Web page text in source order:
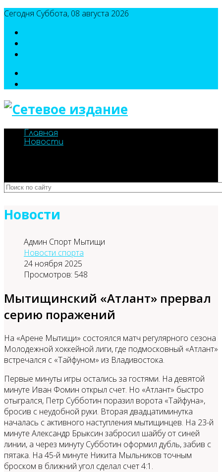
Сегодня Суббота, 08 августа 2026
Главная
Новости
Новости
Админ Спорт Мытищи
Новости спорта
24 ноября 2025
Просмотров: 548
Мытищинский «Атлант» прервал
серию поражений
На «Арене Мытищи» состоялся матч регулярного сезона
Молодежной хоккейной лиги, где подмосковный «Атлант»
встречался с «Тайфуном» из Владивостока.
Первые минуты игры остались за гостями. На девятой
минуте Иван Фомин открыл счет. Но «Атлант» быстро
отыгрался, Петр Субботин поразил ворота «Тайфуна»,
бросив с неудобной руки. Вторая двадцатиминутка
началась с активного наступления мытищинцев. На 23-й
минуте Александр Брыксин забросил шайбу от синей
линии, а через минуту Субботин оформил дубль, забив с
пятака. На 45-й минуте Никита Мыльников точным
броском в ближний угол сделал счет 4:1.